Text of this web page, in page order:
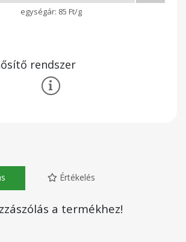
85 Ft/g
rendszer
Értékelés
a termékhez!